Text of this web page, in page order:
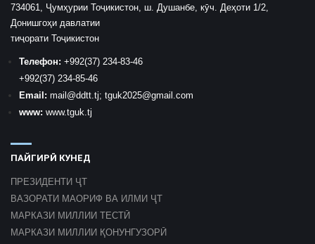
734061, Ҷумҳурии Тоҷикистон, ш. Душанбе, кӯч. Деҳоти 1/2,
Донишгоҳи давлатии
тиҷорати Тоҷикистон
Телефон: +992(37) 234-83-46
+992(37) 234-85-46
Email: mail @ddtt.tj; tguk2025@gmail.com
www: www.tguk.tj
ПАЙГИРӢ КУНЕД
ПРЕЗИДЕНТИ ҶТ
ВАЗОРАТИ МАОРИФ ВА ИЛМИ ҶТ
МАРКАЗИ МИЛЛИИ ТЕСТӢ
МАРКАЗИ МИЛЛИИ ҚОНУНГУЗОРӢ